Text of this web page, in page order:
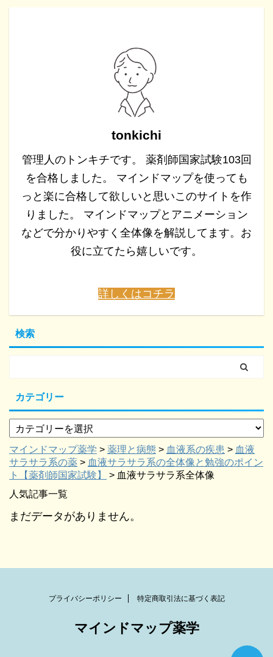
tonkichi
管理人のトンキチです。 薬剤師国家試験103回
を合格しました。 マインドマップを使っても
っと楽に合格して欲しいと思いこのサイトを作
りました。 マインドマップとアニメーション
などで分かりやすく全体像を解説してます。お
役に立てたら嬉しいです。
詳しくはコチラ
検索
カテゴリー
マインドマップ薬学 > 薬理と病態 > 血液系の疾患 > 血液
サラサラ系の薬 > 血液サラサラ系の全体像と勉強のポイン
ト【薬剤師国家試験】
> 血液サラサラ系全体像
人気記事一覧
まだデータがありません。
プライバシーポリシー 特定商取引法に基づく表記
マインドマップ薬学